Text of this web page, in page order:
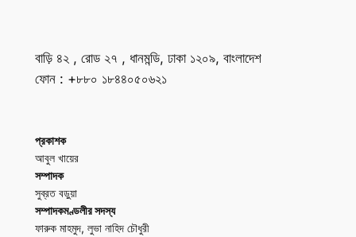
বাড়ি ৪২ , রোড ২৭ , ধানমন্ডি, ঢাকা ১২০৯, বাংলাদেশ
ফোন : +৮৮০ ১৮৪৪০৫০৬২১
প্রকাশক
আবুল খায়ের
সম্পাদক
সুব্রত বড়ুয়া
সম্পাদকমণ্ডলীর সদস্য
ফারুক মাহমুদ, লুভা নাহিদ চৌধুরী